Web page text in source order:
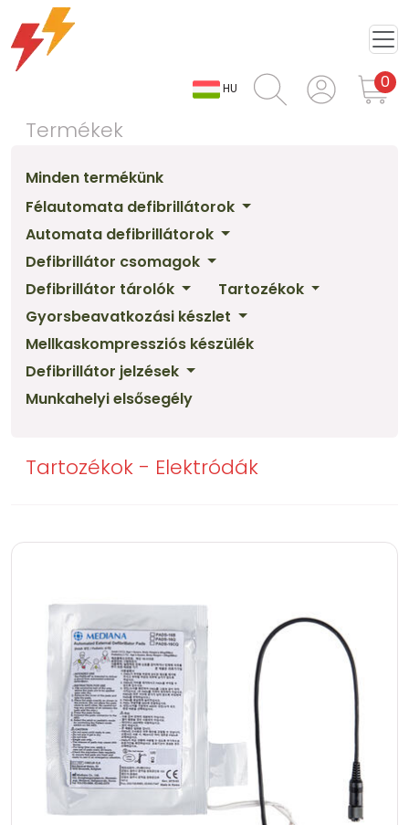
HU 0
Termékek
Minden termékünk
Félautomata defibrillátorok
Automata defibrillátorok
Defibrillátor csomagok
Defibrillátor tárolók
Tartozékok
Gyorsbeavatkozási készlet
Mellkaskompressziós készülék
Defibrillátor jelzések
Munkahelyi elsősegély
Tartozékok - Elektródák